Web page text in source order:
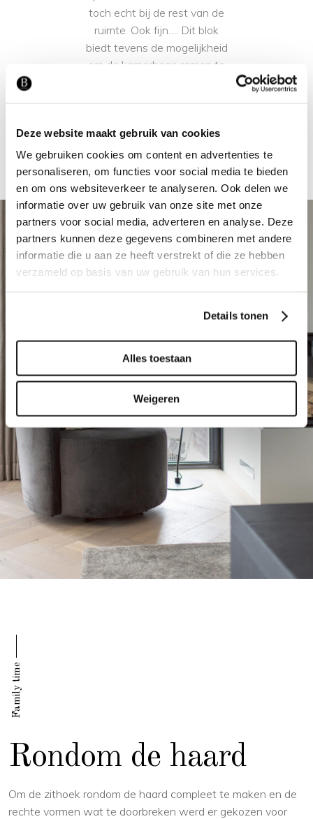
Deze website maakt gebruik van cookies
We gebruiken cookies om content en advertenties te
personaliseren, om functies voor social media te bieden
en om ons websiteverkeer te analyseren. Ook delen we
informatie over uw gebruik van onze site met onze
partners voor social media, adverteren en analyse. Deze
partners kunnen deze gegevens combineren met andere
informatie die u aan ze heeft verstrekt of die ze hebben
verzameld op basis van uw gebruik van hun services.
Details tonen
Alles toestaan
Weigeren
toch echt bij de rest van de
ruimte. Ook fijn…. Dit blok
biedt tevens de mogelijkheid
om de kamerhoge ramen te
Family time
Rondom de haard
Om de zithoek rondom de haard compleet te maken en de
rechte vormen wat te doorbreken werd er gekozen voor